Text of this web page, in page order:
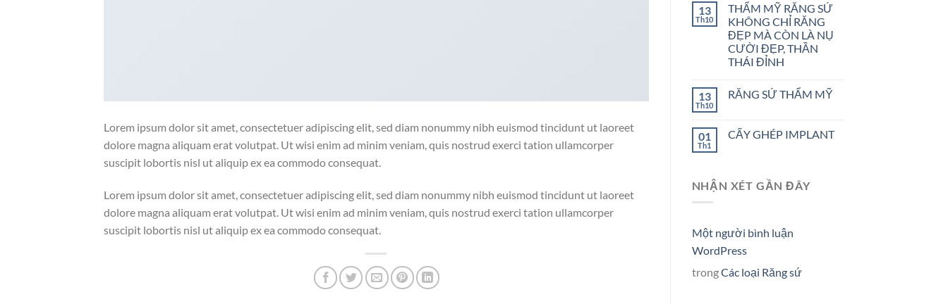
Lorem ipsum dolor sit amet, consectetuer adipiscing elit, sed diam nonummy nibh euismod tincidunt ut laoreet
dolore magna aliquam erat volutpat. Ut wisi enim ad minim veniam, quis nostrud exerci tation ullamcorper
suscipit lobortis nisl ut aliquip ex ea commodo consequat.
Lorem ipsum dolor sit amet, consectetuer adipiscing elit, sed diam nonummy nibh euismod tincidunt ut laoreet
dolore magna aliquam erat volutpat. Ut wisi enim ad minim veniam, quis nostrud exerci tation ullamcorper
suscipit lobortis nisl ut aliquip ex ea commodo consequat.
13
Th10
THẨM MỸ RĂNG SỨ
KHÔNG CHỈ RĂNG
ĐẸP MÀ CÒN LÀ NỤ
CƯỜI ĐẸP, THẦN
THÁI ĐỈNH
13
Th10
RĂNG SỨ THẨM MỸ
01
Th1
CẤY GHÉP IMPLANT
NHẬN XÉT GẦN ĐÂY
Một người bình luận
WordPress
trongCác loại Răng sứ